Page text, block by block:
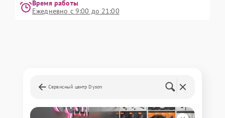
Время работы
Ежедневно с 9:00 до 21:00
Сервисный центр Dyson